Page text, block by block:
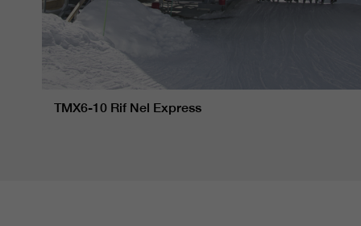
TMX6-10 Rif Nel Express